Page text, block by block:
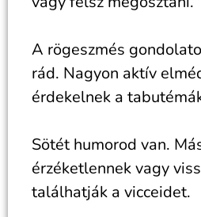
A rögeszmés
rád. Nagyon aktív
érdekelnek a
Sötét humorod van.
érzéketlennek vagy
találhatják a vicceidet.